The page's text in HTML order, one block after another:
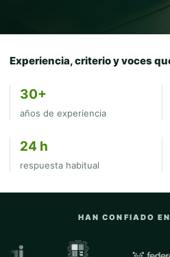
Experiencia, criterio y voces
30+
años de experiencia
24 h
respuesta habitual
HAN CONFIADO
Empresas y